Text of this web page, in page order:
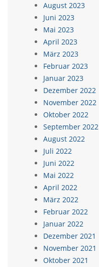
August 2023
Juni 2023
Mai 2023
April 2023
März 2023
Februar 2023
Januar 2023
Dezember 2022
November 2022
Oktober 2022
September 2022
August 2022
Juli 2022
Juni 2022
Mai 2022
April 2022
März 2022
Februar 2022
Januar 2022
Dezember 2021
November 2021
Oktober 2021